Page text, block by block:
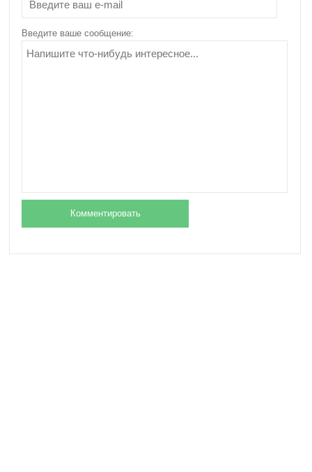
ягодицах, не выходя
из дома?
Введите ваше сообщение: